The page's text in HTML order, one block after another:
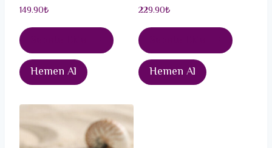
149.90₺
Hemen Al
229.90₺
Hemen Al